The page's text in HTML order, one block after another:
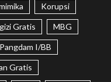
Korupsi
Gratis MBG
Pangdam I/BB
Gratis